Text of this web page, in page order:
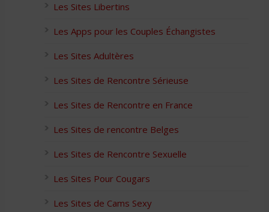
Les Sites Libertins
Les Apps pour les Couples Échangistes
Les Sites Adultères
Les Sites de Rencontre Sérieuse
Les Sites de Rencontre en France
Les Sites de rencontre Belges
Les Sites de Rencontre Sexuelle
Les Sites Pour Cougars
Les Sites de Cams Sexy